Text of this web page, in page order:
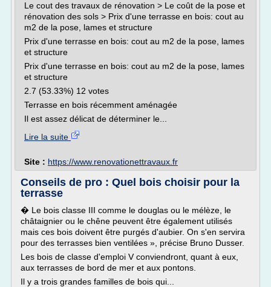
Le cout des travaux de rénovation > Le coût de la pose et
rénovation des sols > Prix d'une terrasse en bois: cout au
m2 de la pose, lames et structure
Prix d'une terrasse en bois: cout au m2 de la pose, lames
et structure
Prix d'une terrasse en bois: cout au m2 de la pose, lames
et structure
2.7 (53.33%) 12 votes
Terrasse en bois récemment aménagée
Il est assez délicat de déterminer le...
Lire la suite
Site : https://www.renovationettravaux.fr
Conseils de pro : Quel bois choisir pour la
terrasse
� Le bois classe III comme le douglas ou le mélèze, le
châtaignier ou le chêne peuvent être également utilisés
mais ces bois doivent être purgés d'aubier. On s'en servira
pour des terrasses bien ventilées », précise Bruno Dusser.
Les bois de classe d'emploi V conviendront, quant à eux,
aux terrasses de bord de mer et aux pontons.
Il y a trois grandes familles de bois qui...